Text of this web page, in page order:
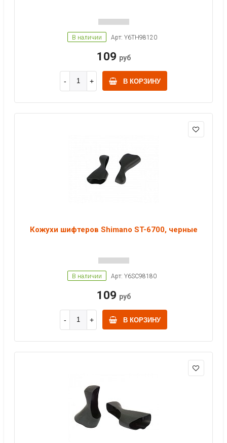
В наличии Арт: Y6TH98120
109 руб
В КОРЗИНУ
Кожухи шифтеров Shimano ST-6700, черные
В наличии Арт: Y6SC98180
109 руб
В КОРЗИНУ